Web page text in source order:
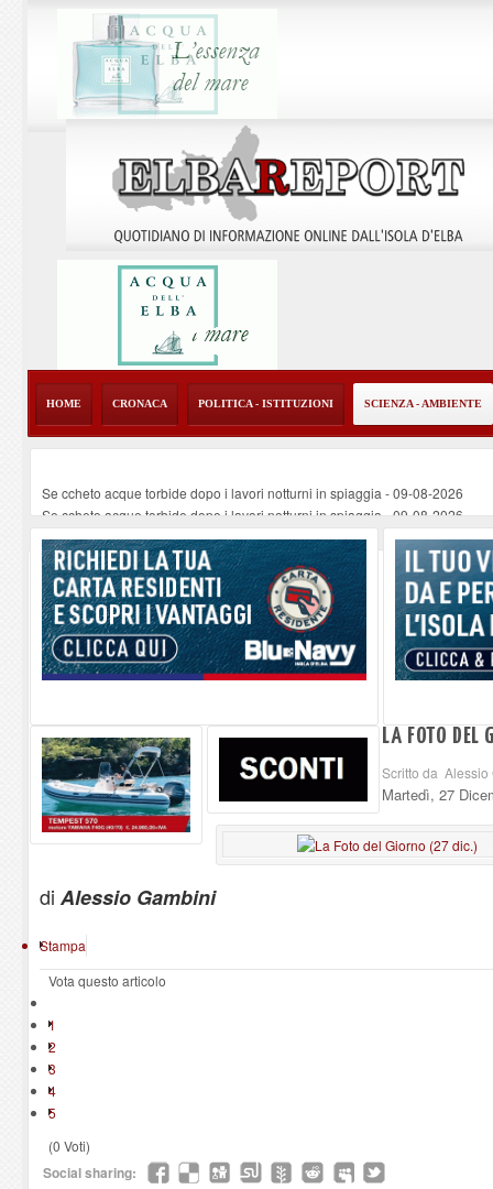
HOME CRONACA POLITICA - ISTITUZIONI SCIENZA - AMBIENTE
Se ccheto acque torbide dopo i lavori notturni in spiaggia -09-08-2026
Se ccheto acque torbide dopo i lavori notturni in spiaggia-09-08-2026
Se ccheto acque torbide dopo i lavori notturni in spiaggia
09-08-2026
La replica a Fratini del Sindaco ferajese sull'approssimativo parcheggio
Eventi Climatici: ad un anno dalle dichiarazioni di Nocentini si è fatto quasi
LA FOTO
Scritto da Alessio
Martedì, 27
di Alessio Gambini
Stampa
Vota questo articolo
1
2
3
4
5
(0 Voti)
Social sharing: